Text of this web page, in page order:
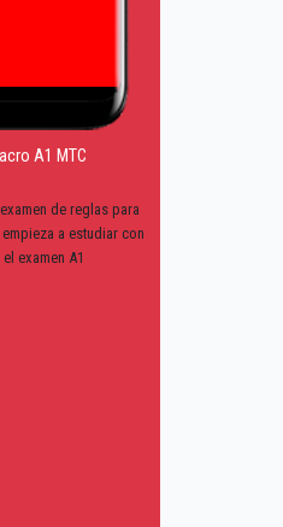
A1 MTC
de reglas para
a estudiar con
examen A1